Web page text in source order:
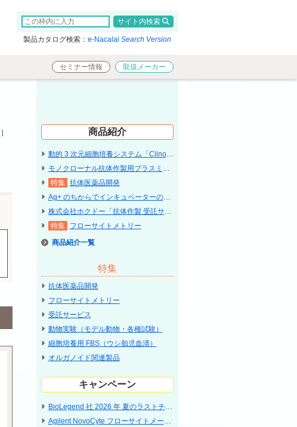
検索
製品カタログ検索： e-Nacalai Search Version
セミナー情報 取扱メーカー
商品紹介
動的 3 次元細胞培養システム「ClinoStar 2」〔Celvivo〕
モノクローナル抗体作製用プラスミド「pFUSE / pTRIOZ」〔InvivoGen〕
抗体医薬品開発
Ag+ のちからでインキュベーターのコンタミネーション予防「Cleag+ard」
株式会社ホクドー「抗体作製 受託サービス」
フローサイトメトリー
商品紹介
特集
抗体医薬品開発
フローサイトメトリー
受託サービス
動物実験（モデル動物・各種試験）
細胞培養用 FBS（ウシ胎児血清）
オルガノイド関連製品
キャンペーン
BioLegend 社 2026 年 夏のラストチャンス・特別な 5 日間 ラストサマーキャンペーン
Agilent NovoCyte フローサイトメータ 特別プライスキャンペーン